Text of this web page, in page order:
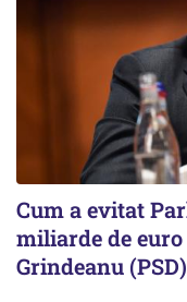
Cum a evitat
miliarde de
Grindeanu (PSD)